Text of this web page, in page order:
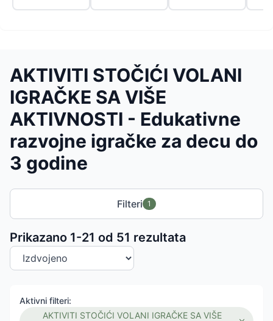
AKTIVITI STOČIĆI VOLANI
IGRAČKE SA VIŠE
AKTIVNOSTI - Edukativne
razvojne igračke za decu do
3 godine
Filteri 1
Prikazano 1-21 od 51 rezultata
Sortiranje proizvoda
Aktivni filteri:
AKTIVITI STOČIĆI VOLANI IGRAČKE SA VIŠE